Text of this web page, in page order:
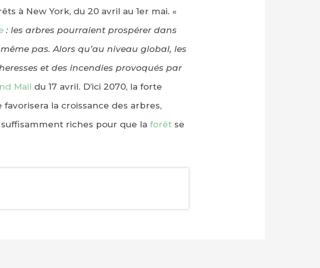
à New York, du 20 avril au 1er mai. «
: les arbres pourraient prospérer dans
pas. Alors qu’au niveau global, les
et des incendies provoqués par
Mail du 17 avril. D’ici 2070, la forte
favorisera la croissance des arbres,
riches pour que la forêtse